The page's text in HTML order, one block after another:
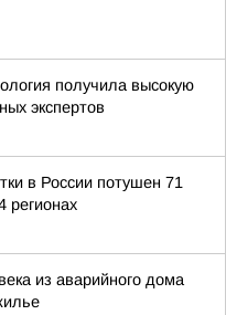
получила высокую
экспертов
в России потушен 71
регионах
из аварийного дома